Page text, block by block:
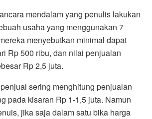
mendalam yang penulis lakukan
usaha yang menggunakan 7
menyebutkan minimal dapat
Rp 500 ribu, dan nilai penjualan
Rp 2,5 juta.
sering menghitung penjualan
pada kisaran Rp 1-1,5 juta. Namun
jika saja dalam satu bika harga